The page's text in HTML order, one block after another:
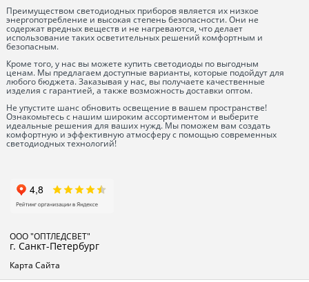
Преимуществом светодиодных приборов является их низкое
энергопотребление и высокая степень безопасности. Они не
содержат вредных веществ и не нагреваются, что делает
использование таких осветительных решений комфортным и
безопасным.
Кроме того, у нас вы можете купить светодиоды по выгодным
ценам. Мы предлагаем доступные варианты, которые подойдут для
любого бюджета. Заказывая у нас, вы получаете качественные
изделия с гарантией, а также возможность доставки оптом.
Не упустите шанс обновить освещение в вашем пространстве!
Ознакомьтесь с нашим широким ассортиментом и выберите
идеальные решения для ваших нужд. Мы поможем вам создать
комфортную и эффективную атмосферу с помощью современных
светодиодных технологий!
ООО "ОПТЛЕДСВЕТ"
г. Санкт-Петербург
Карта Сайта